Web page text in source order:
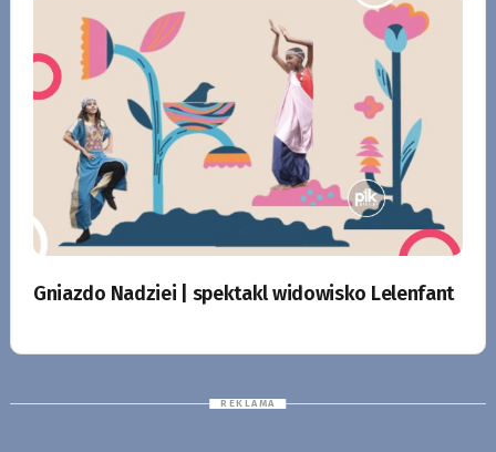
Gniazdo Nadziei | spektakl widowisko Lelenfant